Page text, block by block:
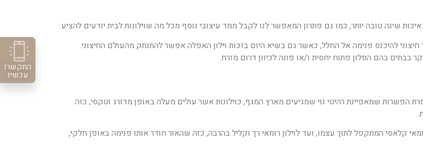
התקשרו
עכשיו
שינה טובה יותר, כמו גם פתרון המאפשר לנו לקבל ממד עיצובי נוסף מכל מה שוילונות לבית יודעים להציע.
להיכנס פנימה אל החלל, כאשר גם בשיא היום בזכות וילון האפלה אפשר להתנתק מהעולם החיצוני.
בבתים בהם הסלון פתוח יחסית ו/או פונה לכיוון דרום מזרח.
הפשרות שמאפיינת רהיטי נוי שמגיעים מארץ המגף, כוילונות אשר עולים מעלה באופן מדורג וטקסי, כזה
קלאסי המתקפל לתוך עצמו, ועד לוילון רומאי רך וקליל בהרבה, כזה שהאור חודר אותו פנימה באופן חלקי,